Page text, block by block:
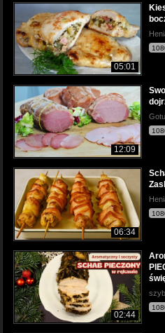
05:01
12:09
06:34
02:44